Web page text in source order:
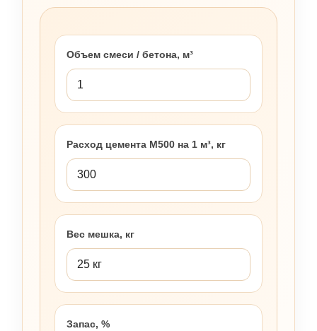
Объем смеси / бетона, м³
Расход цемента М500 на 1 м³, кг
Вес мешка, кг
Запас, %